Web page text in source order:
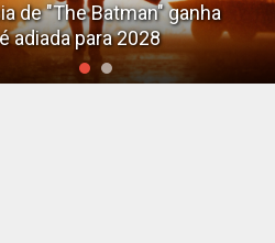
de "The Batman" ganha
adiada para 2028